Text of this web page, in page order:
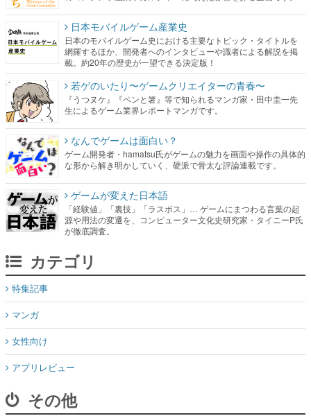
日本モバイルゲーム産業史
日本のモバイルゲーム史における主要なトピック・タイトルを
網羅するほか、開発者へのインタビューや識者による解説を掲
載。約20年の歴史が一望できる決定版！
若ゲのいたり〜ゲームクリエイターの青春〜
『うつヌケ』『ペンと箸』等で知られるマンガ家・田中圭一先
生によるゲーム業界レポートマンガです。
なんでゲームは面白い？
ゲーム開発者・hamatsu氏がゲームの魅力を画面や操作の具体的
な形から解き明かしていく、硬派で骨太な評論連載です。
ゲームが変えた日本語
「経験値」「裏技」「ラスボス」… ゲームにまつわる言葉の起
源や用法の変遷を、コンピューター文化史研究家・タイニーP氏
が徹底調査。
カテゴリ
特集記事
マンガ
女性向け
アプリレビュー
その他